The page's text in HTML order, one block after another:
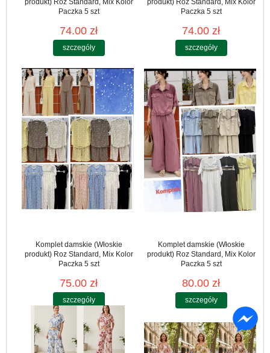
produkt) Roz Standard, Mix Kolor
Paczka 5 szt
74.00 zł
szczegóły
produkt) Roz Standard, Mix Kolor
Paczka 5 szt
74.00 zł
szczegóły
Komplet damskie (Włoskie
produkt) Roz Standard, Mix Kolor
Paczka 5 szt
75.00 zł
szczegóły
Komplet damskie (Włoskie
produkt) Roz Standard, Mix Kolor
Paczka 5 szt
80.00 zł
szczegóły